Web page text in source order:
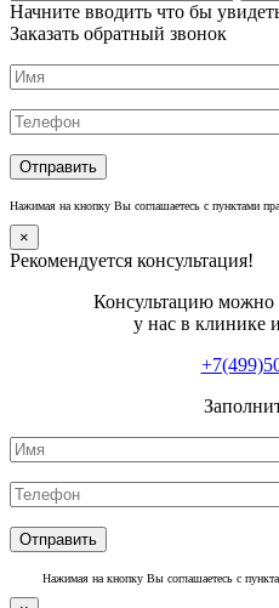
Начните вводить что бы
Заказать обратный звонок
Нажимая на кнопку Вы соглашаетесь с пунктами
×
Рекомендуется консультация!
Консультацию можно
у нас в клинике
Нажимая на кнопку Вы соглашаетесь с